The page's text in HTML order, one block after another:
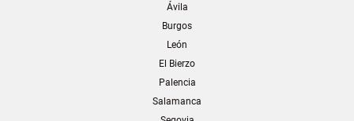
Ávila
Burgos
León
El Bierzo
Palencia
Salamanca